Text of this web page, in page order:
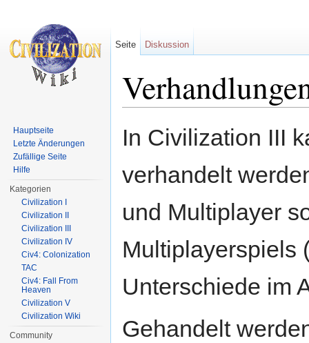
In Civilization III
verhandelt
und Multiplayer
Multiplayerspiels
Unterschiede im
Gehandelt
Seite Diskussion
Hauptseite
Letzte Änderungen
Zufällige Seite
Hilfe
Kategorien
Civilization I
Civilization II
Civilization III
Civilization IV
Civ4: Colonization
TAC
Civ4: Fall From
Heaven
Civilization V
Civilization Wiki
Community